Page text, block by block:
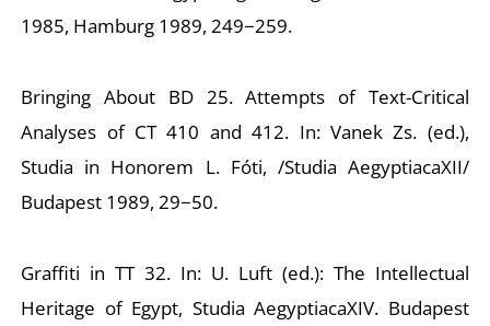
1985, Hamburg 1989, 249−259.
Bringing About BD 25. Attempts of Text-Critical
Analyses of CT 410 and 412. In: Vanek Zs. (ed.),
Studia in Honorem L. Fóti, /Studia AegyptiacaXII/
Budapest 1989, 29−50.
Graffiti in TT 32. In: U. Luft (ed.): The Intellectual
Heritage of Egypt, Studia AegyptiacaXIV. Budapest